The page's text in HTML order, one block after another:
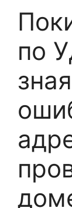
по